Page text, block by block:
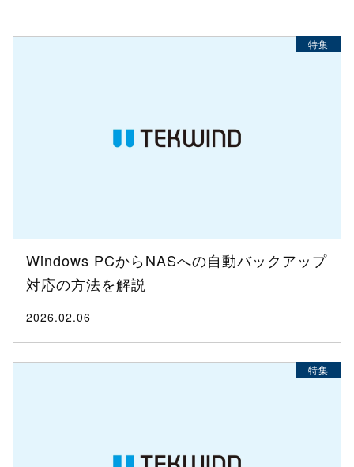
特集
Windows PCからNASへの自動バックアップ
対応の方法を解説
2026.02.06
特集